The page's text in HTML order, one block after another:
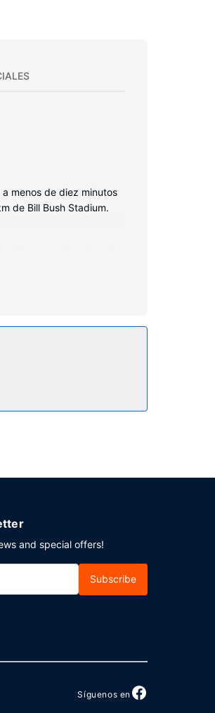
menos de diez minutos
de Bill Bush Stadium.
provisto de artículos de
and special offers!
Subscribe
Síguenos en